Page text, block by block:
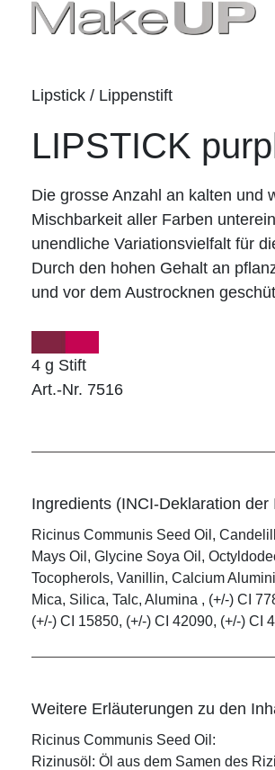
Lipstick / Lippenstift
LIPSTICK
Die grosse Anzahl an kalten und
Mischbarkeit aller Farben
unendliche Variationsvielfalt für
Durch den hohen Gehalt an
und vor dem Austrocknen
4 g Stift
Art.-Nr. 7516
Ingredients (INCI-Deklaration der
Ricinus Communis Seed Oil,
Mays Oil, Glycine Soya Oil,
Tocopherols, Vanillin, Calcium
Mica, Silica, Talc, Alumina , (+/-) CI
(+/-) CI 15850, (+/-) CI 42090, (+/-) CI
Weitere Erläuterungen zu den
Ricinus Communis Seed Oil:
Rizinusöl: Öl aus dem Samen des